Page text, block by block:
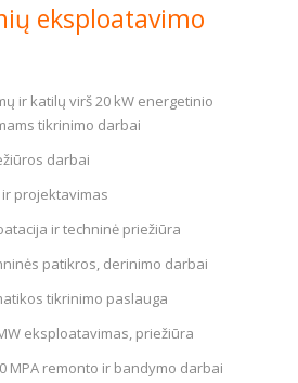
eksploatavimo
ir katilų virš 20 kW energetinio
tikrinimo darbai
darbai
projektavimas
ir techninė priežiūra
patikros, derinimo darbai
tikrinimo paslauga
eksploatavimas, priežiūra
MPA remonto ir bandymo darbai